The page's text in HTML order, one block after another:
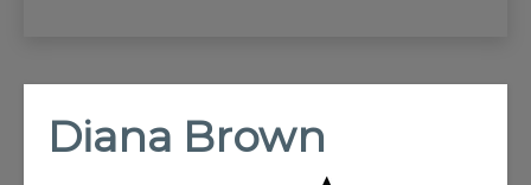
Diana Brown